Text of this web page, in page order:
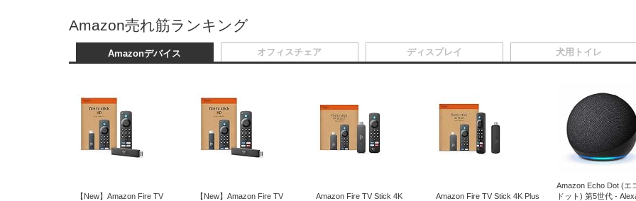
Amazon売れ筋ランキング
Amazonデバイス
【New】Amazon Fire TV
【New】Amazon Fire TV
Amazon Fire TV Stick 4K
Amazon Fire TV Stick 4K Plus
Amazon Echo Dot (エ
ドット) 第5世代 -
オフィスチェア ディスプレイ 犬用トイレ